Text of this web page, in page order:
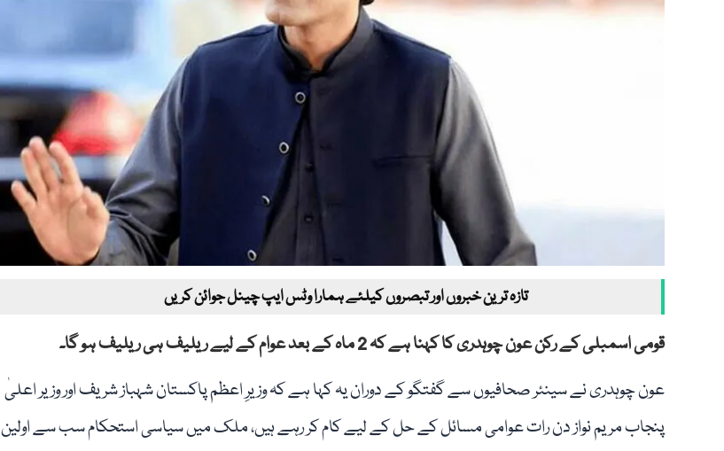
تازہ ترین خبروں اور تبصروں کیلئے ہمارا وٹس ایپ چینل جوائن کریں
قومی اسمبلی کے رکن عون چوہدری کا کہنا ہے کہ 2 ماہ کے بعد عوام کے لیے ریلیف ہی ریلیف ہو گا۔
عون چوہدری نے سینئر صحافیوں سے گفتگو کے دوران یہ کہا ہے کہ وزیرِ اعظم پاکستان شہباز شریف اور وزیر اعلیٰ
پنجاب مریم نواز دن رات عوامی مسائل کے حل کے لیے کام کر رہے ہیں، ملک میں سیاسی استحکام سب سے اولین